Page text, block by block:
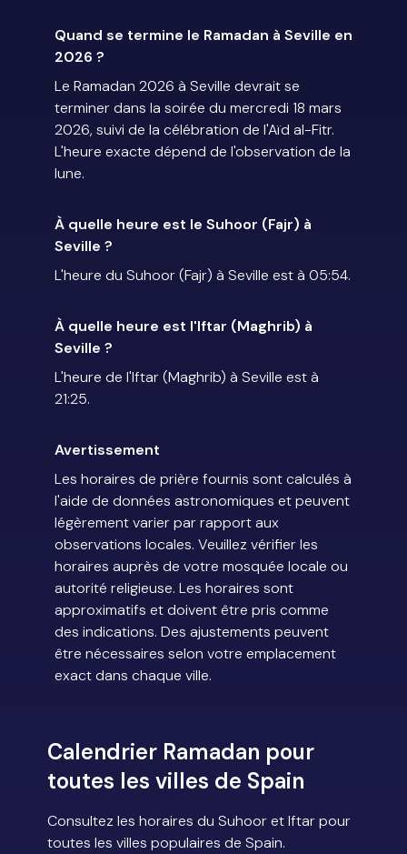
Quand se termine le Ramadan à Seville en
2026 ?
Le Ramadan 2026 à Seville devrait se
terminer dans la soirée du mercredi 18 mars
2026, suivi de la célébration de l'Aïd al-Fitr.
L'heure exacte dépend de l'observation de la
lune.
À quelle heure est le Suhoor (Fajr) à
Seville ?
L'heure du Suhoor (Fajr) à Seville est à 05:54.
À quelle heure est l'Iftar (Maghrib) à
Seville ?
L'heure de l'Iftar (Maghrib) à Seville est à
21:25.
Avertissement
Les horaires de prière fournis sont calculés à
l'aide de données astronomiques et peuvent
légèrement varier par rapport aux
observations locales. Veuillez vérifier les
horaires auprès de votre mosquée locale ou
autorité religieuse. Les horaires sont
approximatifs et doivent être pris comme
des indications. Des ajustements peuvent
être nécessaires selon votre emplacement
exact dans chaque ville.
Calendrier Ramadan pour
toutes les villes de Spain
Consultez les horaires du Suhoor et Iftar pour
toutes les villes populaires de Spain.